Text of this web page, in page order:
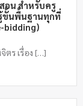
อน สำหรับครู
รู้ขั้นพื้นฐานทุกที่
bidding)
ร เรื่อง […]